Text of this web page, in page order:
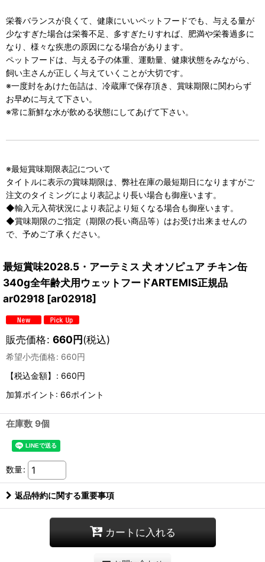
栄養バランスが良くて、健康にいいペットフードでも、与える量が
少なすぎた場合は栄養不足、多すぎたりすれば、肥満や栄養過多に
なり、様々な疾患の原因になる場合があります。
ペットフードは、与える子の体重、運動量、健康状態をみながら、
飼い主さんが正しく与えていくことが大切です。
※一度封をあけた缶詰は、冷蔵庫で保存頂き、賞味期限に関わらず
お早めに与えて下さい。
※常に新鮮な水が飲める状態にしてあげて下さい。
※最短賞味期限表記について
タイトルに表示の賞味期限は、弊社在庫の最短期日になりますがご
注文のタイミングにより表記より長い場合も御座います。
◆輸入元入荷状況により表記より短くなる場合も御座います。
◆賞味期限のご指定（期限の長い商品等）はお受け出来ませんの
で、予めご了承ください。
最短賞味2028.5・アーテミス 犬 オソピュア チキン缶
340g全年齢犬用ウェットフードARTEMIS正規品
ar02918 [ar02918]
販売価格: 660円(税込)
希望小売価格: 660円
【税込金額】
: 660円
加算ポイント: 66ポイント
在庫数 9個
数量:
返品特約に関する重要事項
カートに入れる